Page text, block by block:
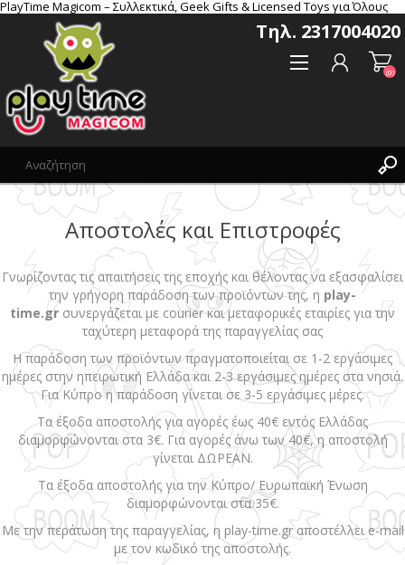
PlayTime Magicom – Συλλεκτικά, Geek Gifts & Licensed Toys για Όλους
Τηλ. 2317004020
Δημιoυργία λογαριασμού
Αγαπημένα (0)
(0)
Αποστολές και Επιστροφές
Γνωρίζοντας τις απαιτήσεις της εποχής και θέλοντας να εξασφαλίσει
την γρήγορη παράδοση των προϊόντων της, η play-
time.gr συνεργάζεται με courier και μεταφορικές εταιρίες για την
ταχύτερη μεταφορά της παραγγελίας σας
Η παράδοση των προϊόντων πραγματοποιείται σε 1-2 εργάσιμες
ημέρες στην ηπειρωτική Ελλάδα και 2-3 εργάσιμες ημέρες στα νησιά.
Για Κύπρο η παράδοση γίνεται σε 3-5 εργάσιμες μέρες.
Τα έξοδα αποστολής για αγορές έως 40€ εντός Ελλάδας
διαμορφώνονται στα 3€. Για αγορές άνω των 40€, η αποστολή
γίνεται ΔΩΡΕΑΝ.
Τα έξοδα αποστολής για την Κύπρο/ Ευρωπαϊκή Ένωση
διαμορφώνονται στα 35€.
Με την περάτωση της παραγγελίας, η play-time.gr αποστέλλει e-mail
με τον κωδικό της αποστολής.